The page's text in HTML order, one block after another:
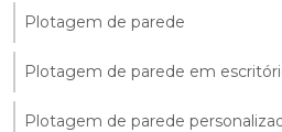
Plotagem de parede
Plotagem de parede em
Plotagem de parede